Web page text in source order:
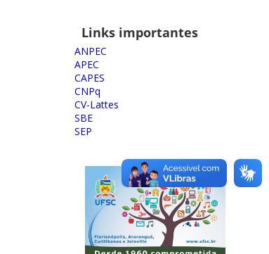
Links importantes
ANPEC
APEC
CAPES
CNPq
CV-Lattes
SBE
SEP